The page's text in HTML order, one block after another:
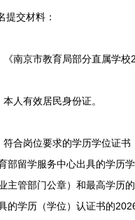
交材料：
京市教育局部分直属学校
有效居民身份证。
岗位要求的学历学位证书
部留学服务中心出具的学历
主管部门公章）和最高学历
的学历（学位）认证书的